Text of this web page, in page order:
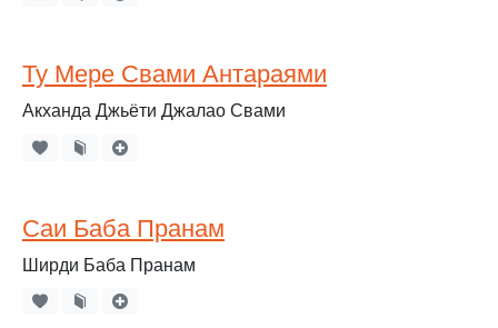
Ту Мере Свами Антараями
Акханда Джьёти Джалао Свами
Саи Баба Пранам
Ширди Баба Пранам